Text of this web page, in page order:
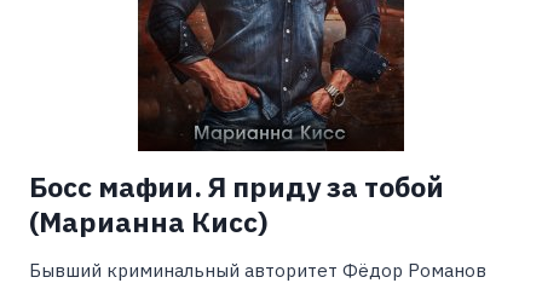
Босс мафии. Я приду за тобой
(Марианна Кисс)
Бывший криминальный авторитет Фёдор Романов